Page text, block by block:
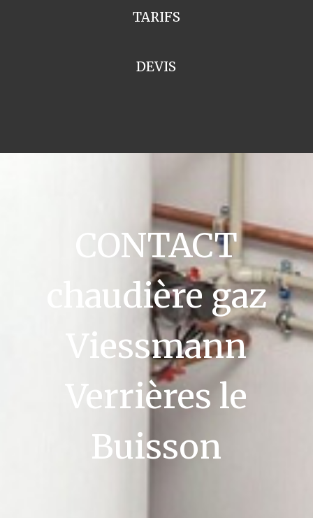
TARIFS
DEVIS
CONTACT
chaudière gaz
Viessmann
Verrières le
Buisson